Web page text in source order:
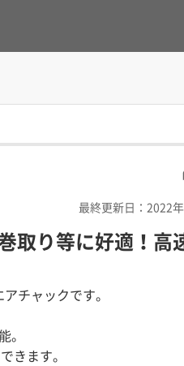
最終更新日：2022
取り等に好適！高
チャックです。
。
きます。